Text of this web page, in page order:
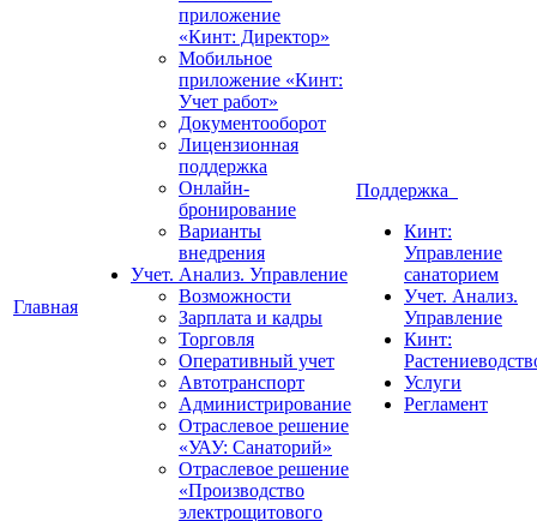
Главная
приложение
«Кинт: Директор»
Мобильное
приложение «Кинт:
Учет работ»
Документооборот
Лицензионная
поддержка
Онлайн-
бронирование
Варианты
внедрения
Учет. Анализ. Управление
Возможности
Зарплата и кадры
Торговля
Оперативный учет
Автотранспорт
Администрирование
Отраслевое решение
«УАУ: Санаторий»
Отраслевое решение
«Производство
электрощитового
Поддержка
Кинт:
Управление
санаторием
Учет. Анализ.
Управление
Кинт:
Услуги
Регламент